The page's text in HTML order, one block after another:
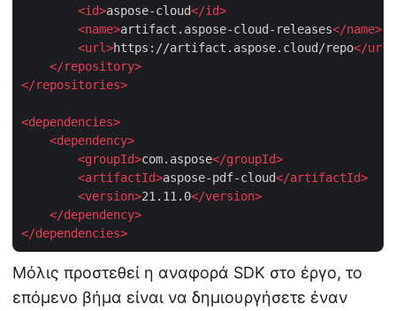
<id>aspose-cloud</id>
<name>artifact.aspose-cloud-releases</name>
<url>https://artifact.aspose.cloud/repo</url
</repository>
</repositories>
<dependencies>
<dependency>
<groupId>com.aspose</groupId>
<artifactId>aspose-pdf-cloud</artifactId>
<version>21.11.0</version>
</dependency>
</dependencies>
Μόλις προστεθεί η αναφορά SDK στο έργο, το
επόμενο βήμα είναι να δημιουργήσετε έναν